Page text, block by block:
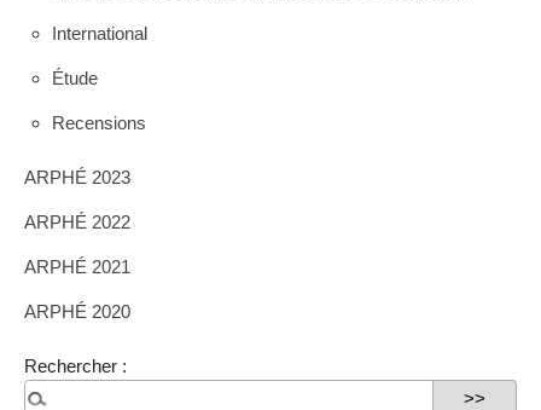
International
Étude
Recensions
ARPHÉ 2023
ARPHÉ 2022
ARPHÉ 2021
ARPHÉ 2020
Rechercher :